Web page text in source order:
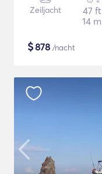
Zeiljacht
47 ft
14 m
$878 /nacht